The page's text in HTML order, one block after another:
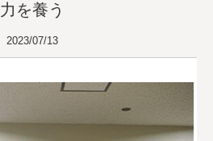
力を養う
2023/07/13